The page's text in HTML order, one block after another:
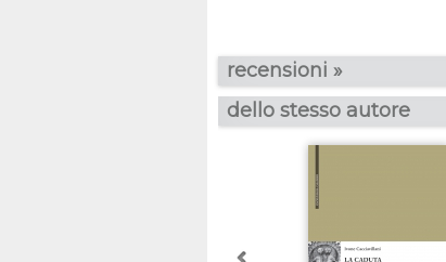
recensioni »
dello stesso autore